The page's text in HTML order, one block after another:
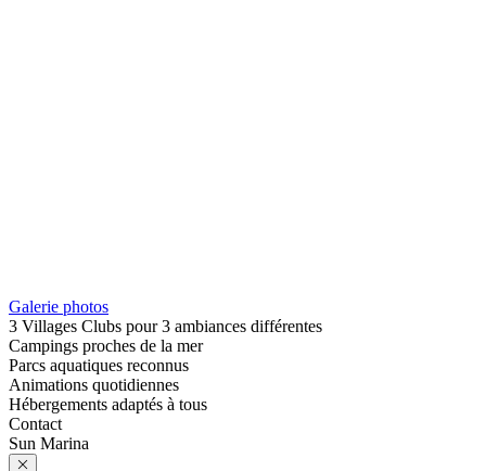
Galerie photos
3 Villages Clubs pour 3 ambiances différentes
Campings proches de la mer
Parcs aquatiques reconnus
Animations quotidiennes
Hébergements adaptés à tous
Contact
Sun Marina